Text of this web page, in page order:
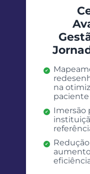
na
paciente
Imersão